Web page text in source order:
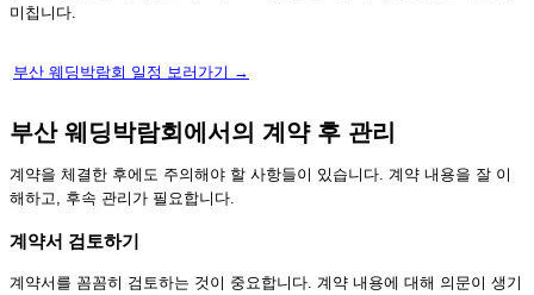
미칩니다.
부산 웨딩박람회 일정 보러가기 →
부산 웨딩박람회에서의 계약 후 관리
계약을 체결한 후에도 주의해야 할 사항들이 있습니다. 계약 내용을 잘 이
해하고, 후속 관리가 필요합니다.
계약서 검토하기
계약서를 꼼꼼히 검토하는 것이 중요합니다. 계약 내용에 대해 의문이 생기